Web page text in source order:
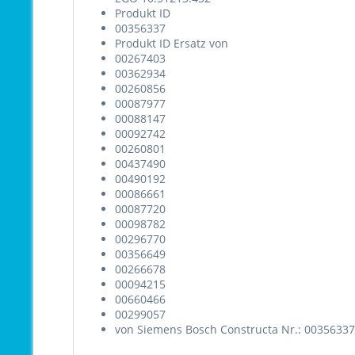
Produkt ID
00356337
Produkt ID Ersatz von
00267403
00362934
00260856
00087977
00088147
00092742
00260801
00437490
00490192
00086661
00087720
00098782
00296770
00356649
00266678
00094215
00660466
00299057
von Siemens Bosch Constructa Nr.: